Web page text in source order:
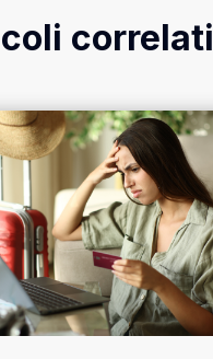
correlati